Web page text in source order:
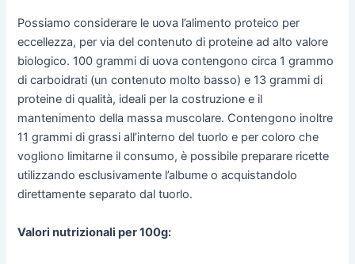
Possiamo considerare le uova l’alimento proteico per
eccellezza, per via del contenuto di proteine ad alto valore
biologico. 100 grammi di uova contengono circa 1 grammo
di carboidrati (un contenuto molto basso) e 13 grammi di
proteine di qualità, ideali per la costruzione e il
mantenimento della massa muscolare. Contengono inoltre
11 grammi di grassi all’interno del tuorlo e per coloro che
vogliono limitarne il consumo, è possibile preparare ricette
utilizzando esclusivamente l’albume o acquistandolo
direttamente separato dal tuorlo.
Valori nutrizionali per 100g: